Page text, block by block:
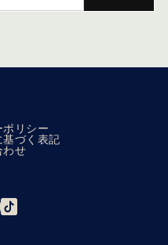
ポリシー
づく表記
わせ